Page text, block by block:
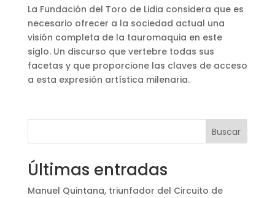
La Fundación del Toro de Lidia considera que es
necesario ofrecer a la sociedad actual una
visión completa de la tauromaquia en este
siglo. Un discurso que vertebre todas sus
facetas y que proporcione las claves de acceso
a esta expresión artística milenaria.
Buscar
Últimas entradas
Manuel Quintana, triunfador del Circuito de